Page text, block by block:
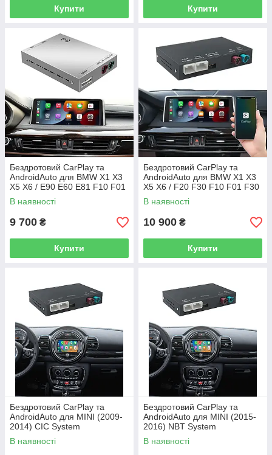
Купити Купити
Бездротовий CarPlay та
AndroidAuto для BMW X1 X3
X5 X6 / E90 E60 E81 F10 F01
(2009-2016) CIC System
В наявності
9 700 ₴
Купити
Бездротовий CarPlay та
AndroidAuto для BMW X1 X3
X5 X6 / F20 F30 F10 F01 F30
/ Mini Cooper NBT System
В наявності
10 900 ₴
Купити
Бездротовий CarPlay та
AndroidAuto для MINI (2009-
2014) CIC System
В наявності
Бездротовий CarPlay та
AndroidAuto для MINI (2015-
2016) NBT System
В наявності